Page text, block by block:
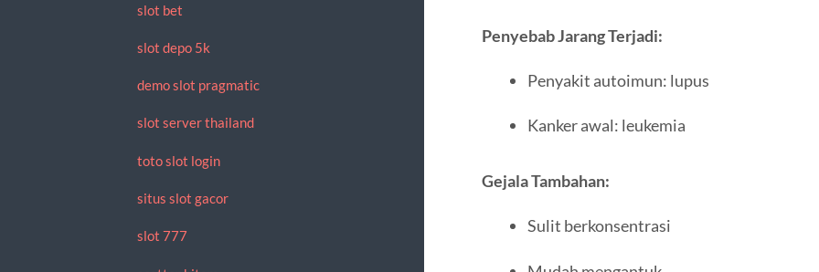
slot bet
slot depo 5k
demo slot pragmatic
slot server thailand
toto slot login
situs slot gacor
slot 777
Penyebab Jarang Terjadi:
Penyakit autoimun: lupus
Kanker awal: leukemia
Gejala Tambahan:
Sulit berkonsentrasi